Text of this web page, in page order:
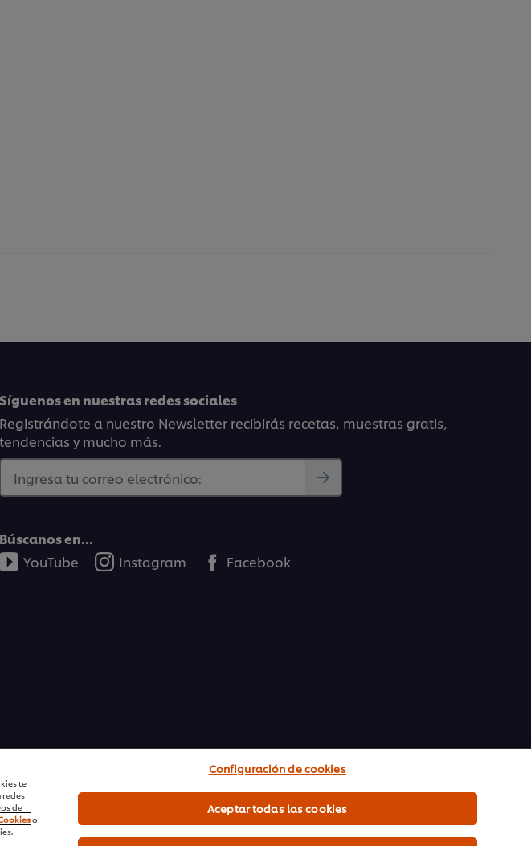
Síguenos en nuestras redes sociales
Registrándote a nuestro Newsletter recibirás recetas, muestras gratis,
tendencias y mucho más.
Ingresa tu correo electrónico:
Búscanos en...
YouTube
Instagram Facebook
te
de
o
Configuración de cookies
Aceptar todas las cookies